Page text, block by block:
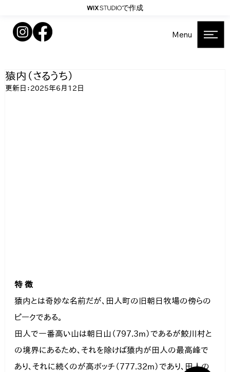
で作成
Menu
猿内（さるうち）
更新日： 2025年6月12日
特 徴
猿内とは奇妙な名前だが、田人町の旧朝日牧場の傍らの
ピークである。
田人で一番高い山は朝日山（797.3m）であるが鮫川村と
の境界にあるため、それを除けば猿内が田人の最高峰で
あり、それに続くのが高ボッチ（777.32m）であり、田人の